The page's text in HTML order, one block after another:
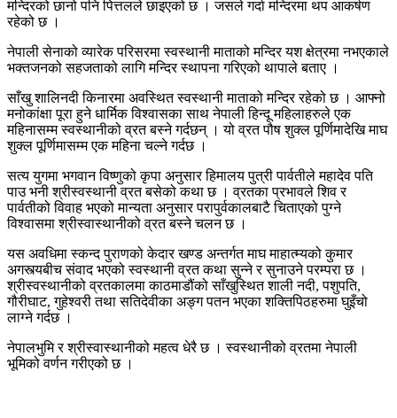
मन्दिरको छानो पनि पित्तलले छाइएको छ । जसले गर्दा मन्दिरमा थप आकर्षण
रहेको छ ।
नेपाली सेनाको व्यारेक परिसरमा स्वस्थानी माताको मन्दिर यश क्षेत्रमा नभएकाले
भक्तजनको सहजताको लागि मन्दिर स्थापना गरिएको थापाले बताए ।
साँखु शालिनदी किनारमा अवस्थित स्वस्थानी माताको मन्दिर रहेको छ । आफ्नो
मनोकांक्षा पूरा हुने धार्मिक विश्वासका साथ नेपाली हिन्दू महिलाहरुले एक
महिनासम्म स्वस्थानीको व्रत बस्ने गर्दछन् । यो व्रत पौष शुक्ल पूर्णिमादेखि माघ
शुक्ल पूर्णिमासम्म एक महिना चल्ने गर्दछ ।
सत्य युगमा भगवान विष्णुको कृपा अनुसार हिमालय पुत्री पार्वतीले महादेव पति
पाउ भनी श्रीस्वस्थानी व्रत बसेको कथा छ । व्रतका प्रभावले शिव र
पार्वतीको विवाह भएको मान्यता अनुसार परापुर्वकालबाटै चिताएको पुग्ने
विश्वासमा श्रीस्वास्थानीको व्रत बस्ने चलन छ ।
यस अवधिमा स्कन्द पुराणको केदार खण्ड अन्तर्गत माघ माहात्म्यको कुमार
अगस्त्यबीच संवाद भएको स्वस्थानी व्रत कथा सुन्ने र सुनाउने परम्परा छ ।
श्रीस्वस्थानीको व्रतकालमा काठमाडौंको साँखुस्थित शाली नदी, पशुपति,
गौरीघाट, गुहेश्वरी तथा सतिदेवीका अङ्ग पतन भएका शक्तिपिठहरुमा घुइँचो
लाग्ने गर्दछ ।
नेपालभुमि र श्रीस्वास्थानीको महत्व धेरै छ । स्वस्थानीको व्रतमा नेपाली
भूमिको वर्णन गरीएको छ ।